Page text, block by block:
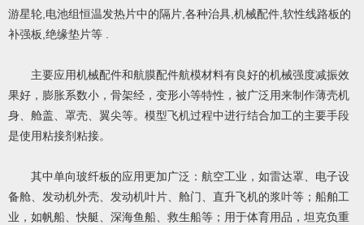
游星轮,电池组恒温发热片中的隔片,各种治具,机械配件,软性线路板的
补强板,绝缘垫片等 .
主要应用机械配件和航膜配件航模材料有良好的机械强度减振效
果好，膨胀系数小，骨架经，变形小等特性，被广泛用来制作薄壳机
身、舱盖、罩壳、翼尖等。模型飞机过程中进行结合加工的主要手段
是使用粘接剂粘接。
其中单向玻纤板的应用更加广泛：航空工业，如雷达罩、电子设
备舱、发动机外壳、发动机叶片、舱门、直升飞机的浆叶等；船舶工
业，如帆船、快艇、深海鱼船、救生船等；用于体育用品，坦克负重